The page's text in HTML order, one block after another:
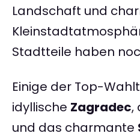
Landschaft und
Stadtteile haben
Einige der Top-
idyllische Zagradec,
und das charmante